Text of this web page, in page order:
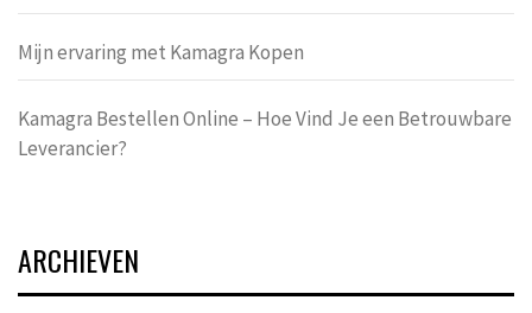
Mijn ervaring met Kamagra Kopen
Kamagra Bestellen Online – Hoe Vind Je een Betrouwbare
Leverancier?
ARCHIEVEN